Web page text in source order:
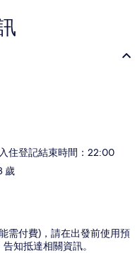
住登記結束時間：22:00
歲
需付費)，請在出發前使用預
知抵達相關資訊。